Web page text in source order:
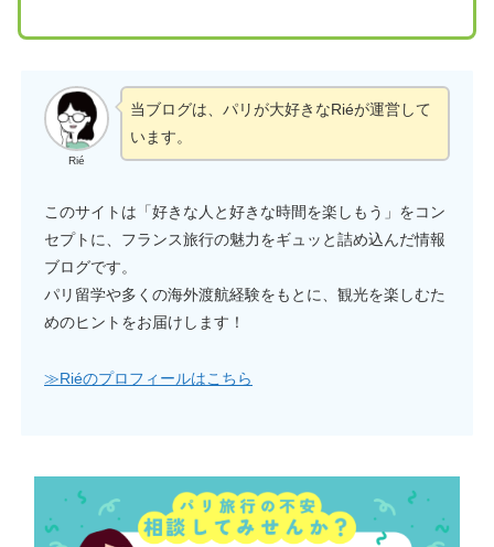
Rié
当ブログは、パリが大好きなRiéが運営して
います。
このサイトは「好きな人と好きな時間を楽しもう」をコン
セプトに、フランス旅行の魅力をギュッと詰め込んだ情報
ブログです。
パリ留学や多くの海外渡航経験をもとに、観光を楽しむた
めのヒントをお届けします！
≫Riéのプロフィールはこちら